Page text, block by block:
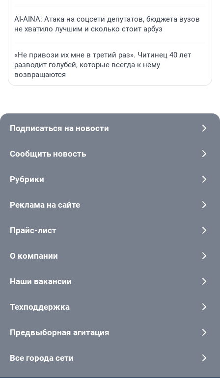
AI-AINA: Атака на соцсети депутатов, бюджета вузов
не хватило лучшим и сколько стоит арбуз
«Не привози их мне в третий раз». Читинец 40 лет
разводит голубей, которые всегда к нему
возвращаются
Подписаться на новости
Сообщить новость
Рубрики
Реклама на сайте
Прайс-лист
О компании
Наши вакансии
Техподдержка
Предвыборная агитация
Все города сети